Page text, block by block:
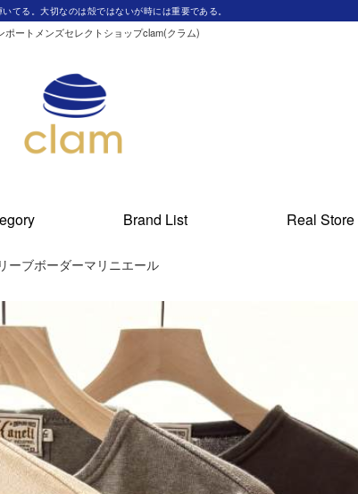
てる。大切なのは殻ではないが時には重要である。
ポートメンズセレクトショップclam(クラム)
Brand List Real Store
ーブボーダーマリニエール